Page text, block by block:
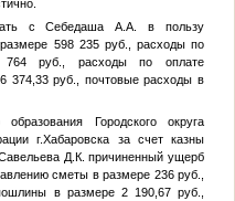
с Себедаша А.А. в пользу
598 235 руб., расходы по
руб., расходы по оплате
374,33 руб., почтовые расходы в
Городского округа
г.Хабаровска за счет казны
Д.К. причиненный ущерб
сметы в размере 236 руб.,
в размере 2 190,67 руб.,